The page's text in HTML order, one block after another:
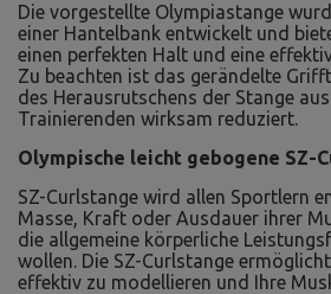
Die vorgestellte Olympiastange
einer Hantelbank entwickelt und
einen perfekten Halt und eine
Zu beachten ist das gerändelte
des Herausrutschens der Stange
Trainierenden wirksam reduziert.
Olympische leicht gebogene SZ-
SZ-Curlstange wird allen Sportlern
Masse, Kraft oder Ausdauer ihrer
die allgemeine körperliche
wollen. Die SZ-Curlstange
effektiv zu modellieren und Ihre